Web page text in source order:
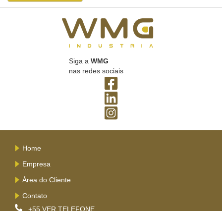
Siga a WMG
nas redes sociais
Home
Empresa
Área do Cliente
Contato
+55 VER TELEFONE